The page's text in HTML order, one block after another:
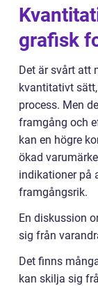
grafisk
Det är svårt att
kvantitativt
process. Men
framgång och
kan en högre
ökad
indikationer på
framgångsrik.
En diskussion
sig från
Det finns
kan skilja sig